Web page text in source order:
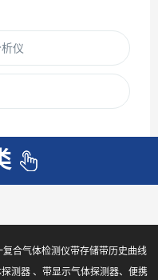
仪
合气体检测仪带存储带历史曲线
测器 、带显示气体探测器、便携